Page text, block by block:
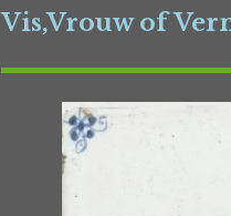
Vis,Vrouw of